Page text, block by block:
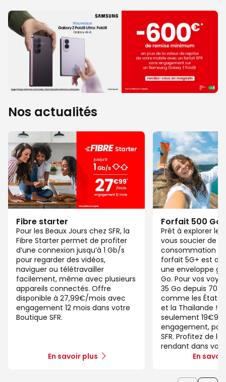
Nos actualités
Fibre starter
Pour les Beaux Jours chez SFR, la
Fibre Starter permet de profiter
d’une connexion jusqu’à 1 Gb/s
pour regarder des vidéos,
naviguer ou télétravailler
facilement, même avec plusieurs
appareils connectés. Offre
disponible à 27,99€/mois avec
engagement 12 mois dans votre
Boutique SFR.
En savoir plus
Forfait 500 Go
Prêt à explorer le
vous soucier de
consommation
forfait 5G+ est
une enveloppe
Go. Pour vos
35 Go depuis 70
comme les États-
et la Thaïlande !
seulement
engagement,
SFR. Profitez de
rendant dans
En